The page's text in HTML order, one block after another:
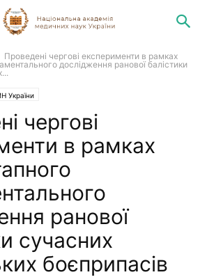
Проведені чергові експерименти в рамках
дослідження ранової балістики
України
чергові
в рамках
ранової
сучасних
боєприпасів